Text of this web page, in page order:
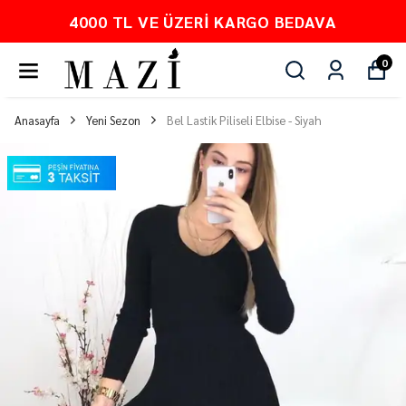
4000 TL VE ÜZERI KARGO BEDAVA
0
Anasayfa Yeni Sezon Bel Lastik Piliseli Elbise - Siyah